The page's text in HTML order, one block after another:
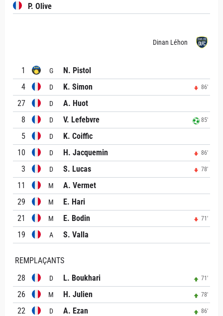
P. Olive
Dinan Léhon
1 G
N. Pistol
4
D K. Simon 86'
27 D
A. Huot
8
D V. Lefebvre 85'
5 D
K. Coiffic
10
D H. Jacquemin 86'
3 D S. Lucas 78'
11 M
A. Vermet
29
M
E. Hari
21
M E. Bodin 71'
19 A S. Valla
REMPLAÇANTS
28
D L. Boukhari 71'
26 M H. Julien 78'
22 D A. Ezan 86'